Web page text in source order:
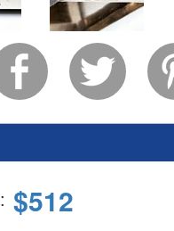
: $512